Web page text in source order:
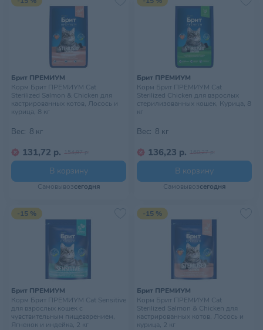
Брит ПРЕМИУМ
Корм Брит ПРЕМИУМ Cat
Sterilized Salmon & Chicken для
кастрированных котов, Лосось и
курица, 8 кг
Вес: 8 кг
131,72 р. 154,97 р.
В корзину
Самовывозсегодня
Брит ПРЕМИУМ
Корм Брит ПРЕМИУМ Cat
Sterilized Chicken для взрослых
стерилизованных кошек, Курица, 8
кг
Вес: 8 кг
136,23 р. 160,27 р.
В корзину
Самовывозсегодня
-15 %
Брит ПРЕМИУМ
Корм Брит ПРЕМИУМ Cat Sensitive
для взрослых кошек с
чувствительным пищеварением,
Ягненок и индейка, 2 кг
-15 %
Брит ПРЕМИУМ
Корм Брит ПРЕМИУМ Cat
Sterilized Salmon & Chicken для
кастрированных котов, Лосось и
курица, 2 кг